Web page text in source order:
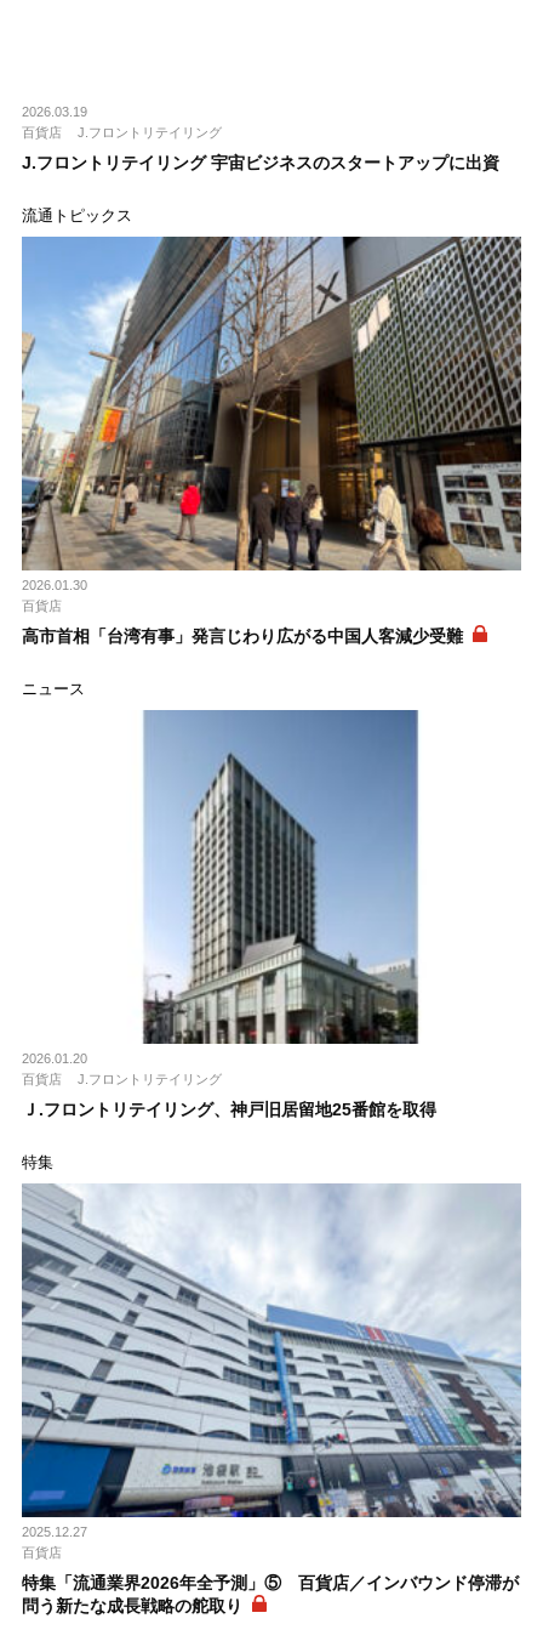
2026.03.19
百貨店
J.フロントリテイリング
J.フロントリテイリング 宇宙ビジネスのスタートアップに出資
流通トピックス
2026.01.30
百貨店
高市首相「台湾有事」発言じわり広がる中国人客減少受難
ニュース
2026.01.20
百貨店
J.フロントリテイリング
Ｊ.フロントリテイリング、神戸旧居留地25番館を取得
特集
2025.12.27
百貨店
特集「流通業界2026年全予測」⑤ 百貨店／インバウンド停滞が
問う新たな成長戦略の舵取り